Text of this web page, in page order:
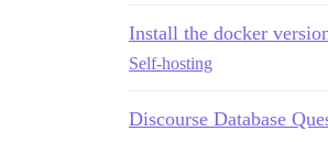
Install the docker
Self-hosting
Discourse Database